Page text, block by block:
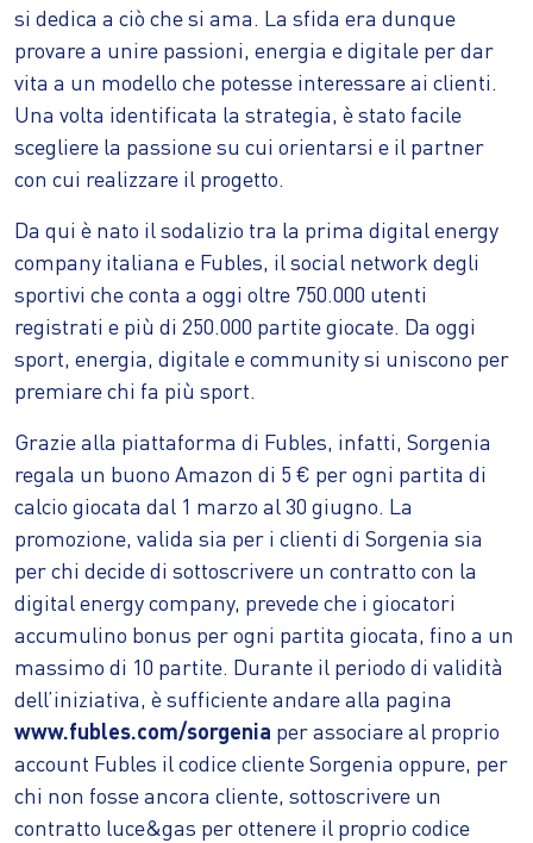
si dedica a ciò che si ama. La sfida era dunque
provare a unire passioni, energia e digitale per dar
vita a un modello che potesse interessare ai clienti.
Una volta identificata la strategia, è stato facile
scegliere la passione su cui orientarsi e il partner
con cui realizzare il progetto.
Da qui è nato il sodalizio tra la prima digital energy
company italiana e Fubles, il social network degli
sportivi che conta a oggi oltre 750.000 utenti
registrati e più di 250.000 partite giocate. Da oggi
sport, energia, digitale e community si uniscono per
premiare chi fa più sport.
Grazie alla piattaforma di Fubles, infatti, Sorgenia
regala un buono Amazon di 5 € per ogni partita di
calcio giocata dal 1 marzo al 30 giugno. La
promozione, valida sia per i clienti di Sorgenia sia
per chi decide di sottoscrivere un contratto con la
digital energy company, prevede che i giocatori
accumulino bonus per ogni partita giocata, fino a un
massimo di 10 partite. Durante il periodo di validità
dell’iniziativa, è sufficiente andare alla pagina
www.fubles.com/sorgenia per associare al proprio
account Fubles il codice cliente Sorgenia oppure, per
chi non fosse ancora cliente, sottoscrivere un
contratto luce&gas per ottenere il proprio codice